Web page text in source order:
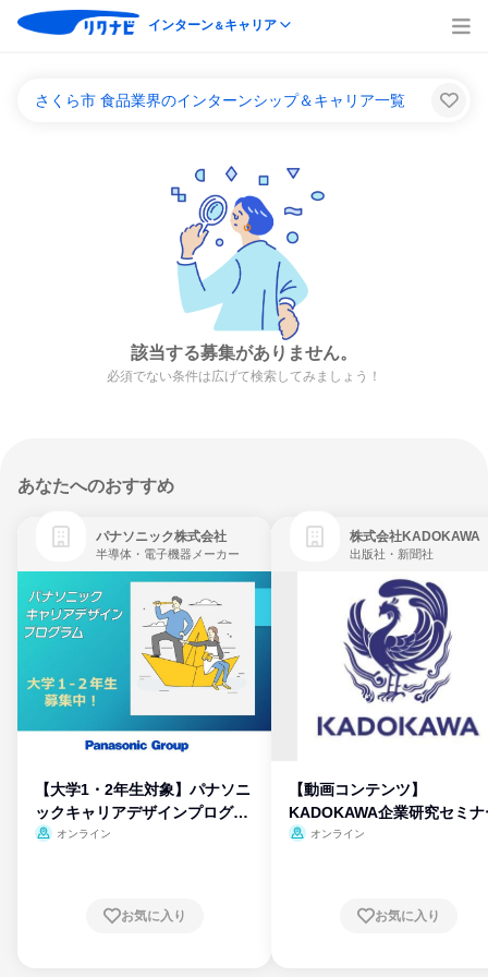
インターン＆キャリア
さくら市 食品業界のインターンシップ＆キャリア一覧
該当する募集がありません。
必須でない条件は広げて検索してみましょう！
あなたへのおすすめ
パナソニック株式会社
半導体・電子機器メーカー
【大学1・2年生対象】パナソニ
ックキャリアデザインプログラ
ム
オンライン
お気に入り
株式会社KADOKAWA
出版社・新聞社
【動画コンテンツ】
KADOKAWA企業研究セミナ
オンライン
お気に入り